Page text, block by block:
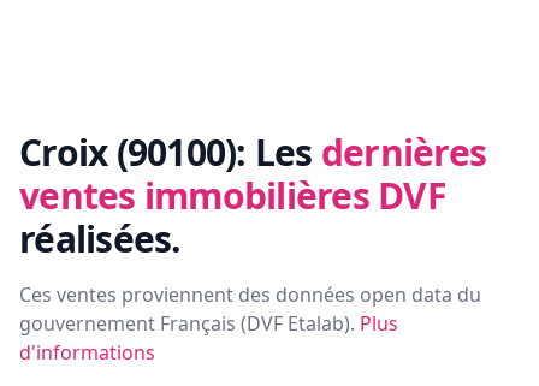
Croix (90100): Les dernières
ventes immobilières DVF
réalisées.
Ces ventes proviennent des données open data du
gouvernement Français (DVF Etalab). Plus
d'informations